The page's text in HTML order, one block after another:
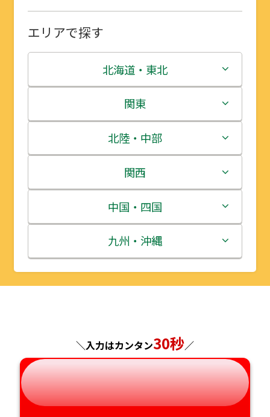
エリアで探す
北海道・東北
北海道
青森県
岩手県
宮城県
秋田県
山形県
関東
茨城県
栃木県
群馬県
埼玉県
千葉県
神奈川県
北陸・中部
新潟県
富山県
石川県
福井県
長野県
岐阜県
静岡県
関西
三重県
滋賀県
京都府
兵庫県
奈良県
和歌山県
中国・四国
鳥取県
島根県
広島県
山口県
徳島県
九州・沖縄
福岡県
長崎県
熊本県
大分県
＼入力はカンタン30秒／